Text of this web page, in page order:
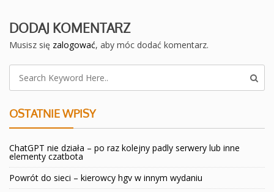
DODAJ KOMENTARZ
Musisz się zalogować, aby móc dodać komentarz.
OSTATNIE WPISY
ChatGPT nie działa – po raz kolejny padly serwery lub inne
elementy czatbota
Powrót do sieci – kierowcy hgv w innym wydaniu